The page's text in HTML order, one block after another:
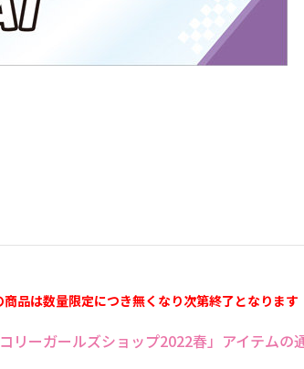
品は数量限定につき無くなり次第終了となります
コリーガールズショップ2022春」アイテムの